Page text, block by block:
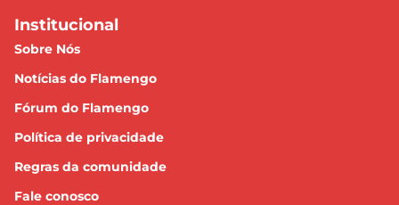
Institucional
Sobre Nós
Notícias do Flamengo
Fórum do Flamengo
Política de privacidade
Regras da comunidade
Fale conosco